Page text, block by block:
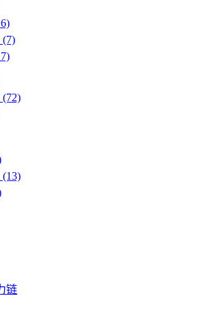
(7)
(72)
(13)
链